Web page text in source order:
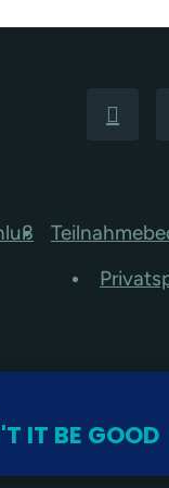
IT BE GOOD